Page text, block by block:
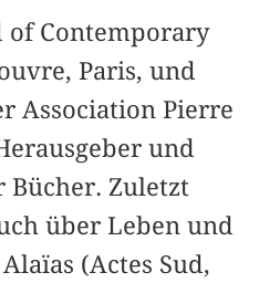
of Contemporary
Paris, und
Association Pierre
und
Zuletzt
über Leben und
(Actes Sud,